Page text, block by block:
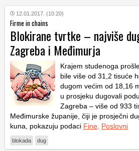
12.01.2017. (10:20)
Firme in chains
Blokirane tvrtke – najviše
Zagreba i Međimurja
Krajem studenoga
bile više od 31,2 tisuće
dugom većim od 18,16
u prosjeku dugovali
Zagreba – više od 933
Međimurske županije, čiji je prosječni
kuna, pokazuju podaci Fine Poslovni
blokada dug